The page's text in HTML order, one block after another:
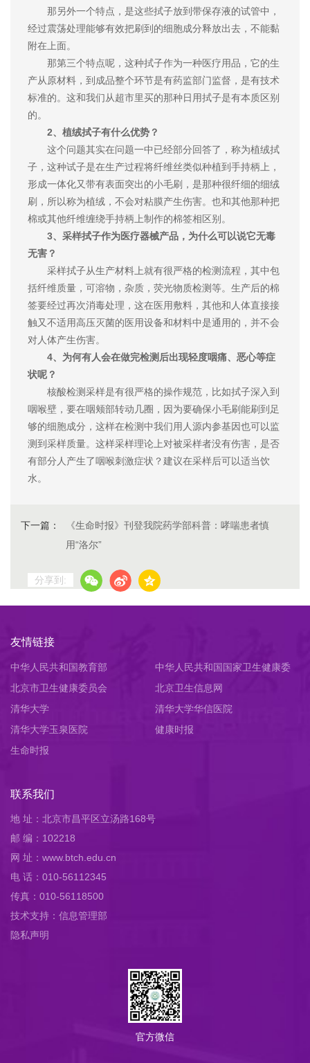
那另外一个特点，是这些拭子放到带保存液的试管中，
经过震荡处理能够有效把刷到的细胞成分释放出去，不能黏
附在上面。
那第三个特点呢，这种拭子作为一种医疗用品，它的生
产从原材料，到成品整个环节是有药监部门监督，是有技术
标准的。这和我们从超市里买的那种日用拭子是有本质区别
的。
2、植绒拭子有什么优势？
这个问题其实在问题一中已经部分回答了，称为植绒拭
子，这种试子是在生产过程将纤维丝类似种植到手持柄上，
形成一体化又带有表面突出的小毛刷，是那种很纤细的细绒
刷，所以称为植绒，不会对粘膜产生伤害。也和其他那种把
棉或其他纤维缠绕手持柄上制作的棉签相区别。
3、采样拭子作为医疗器械产品，为什么可以说它无毒
无害？
采样拭子从生产材料上就有很严格的检测流程，其中包
括纤维质量，可溶物，杂质，荧光物质检测等。生产后的棉
签要经过再次消毒处理，这在医用敷料，其他和人体直接接
触又不适用高压灭菌的医用设备和材料中是通用的，并不会
对人体产生伤害。
4、为何有人会在做完检测后出现轻度咽痛、恶心等症
状呢？
核酸检测采样是有很严格的操作规范，比如拭子深入到
咽喉壁，要在咽颊部转动几圈，因为要确保小毛刷能刷到足
够的细胞成分，这样在检测中我们用人源内参基因也可以监
测到采样质量。这样采样理论上对被采样者没有伤害，是否
有部分人产生了咽喉刺激症状？建议在采样后可以适当饮
水。
下一篇：
《生命时报》刊登我院药学部科普：哮喘患者慎
用“洛尔”
分享到:
友情链接
中华人民共和国教育部
中华人民共和国国家卫生健康委
员会
北京市卫生健康委员会
北京卫生信息网
清华大学
清华大学华信医院
清华大学玉泉医院
健康时报
生命时报
联系我们
地 址：北京市昌平区立汤路168号
邮 编：102218
网 址：www.btch.edu.cn
电 话：010-56112345
传真：010-56118500
技术支持：信息管理部
隐私声明
官方微信